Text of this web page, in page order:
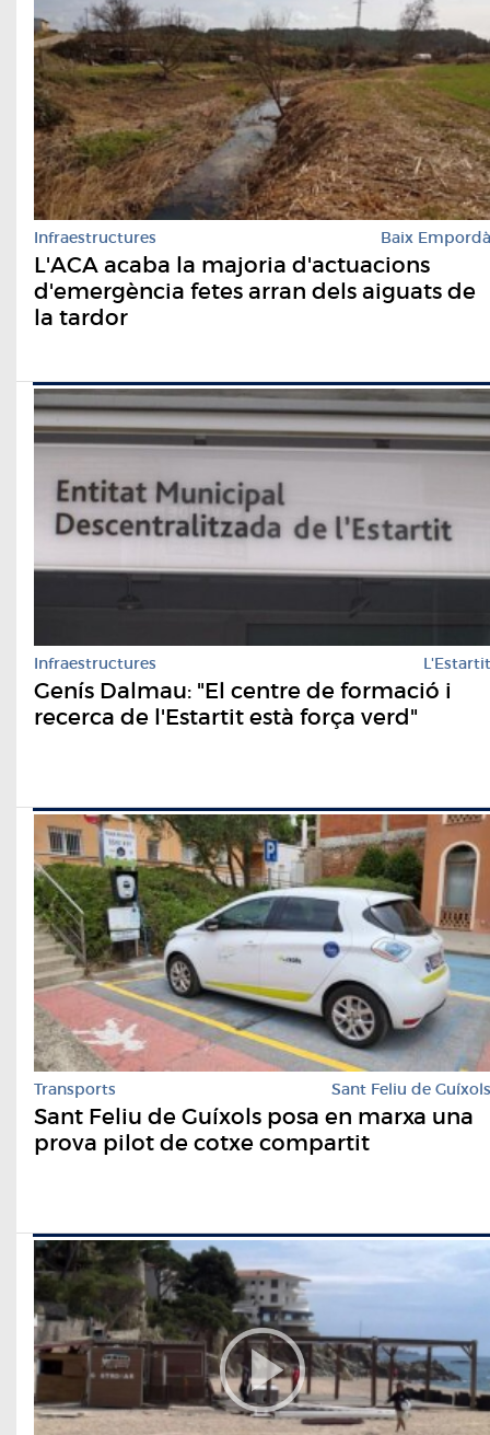
Infraestructures Baix Empordà
L'ACA acaba la majoria d'actuacions
d'emergència fetes arran dels aiguats de
la tardor
Infraestructures L'Estartit
Genís Dalmau: "El centre de formació i
recerca de l'Estartit està força verd"
Transports Sant Feliu de Guíxols
Sant Feliu de Guíxols posa en marxa una
prova pilot de cotxe compartit